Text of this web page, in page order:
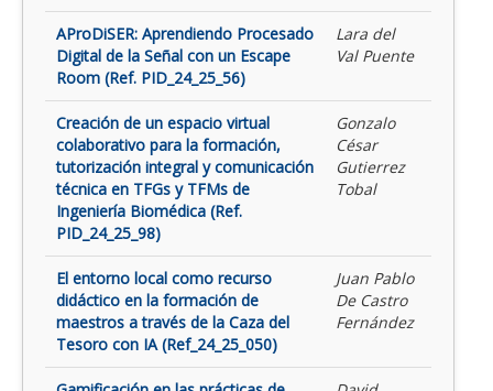
AProDiSER: Aprendiendo Procesado
Digital de la Señal con un Escape
Room (Ref. PID_24_25_56)
Lara del
Val Puente
Creación de un espacio virtual
colaborativo para la formación,
tutorización integral y comunicación
técnica en TFGs y TFMs de
Ingeniería Biomédica (Ref.
PID_24_25_98)
Gonzalo
César
Gutierrez
Tobal
El entorno local como recurso
didáctico en la formación de
maestros a través de la Caza del
Tesoro con IA (Ref_24_25_050)
Juan Pablo
De Castro
Fernández